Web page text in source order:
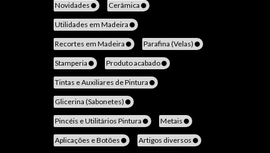
Novidades Cerâmica
Utilidades em Madeira
Recortes em Madeira Parafina (Velas)
Stamperia Produto acabado
Tintas e Auxiliares de Pintura
Glicerina (Sabonetes)
Pincéis e Utilitários Pintura Metais
Aplicações e Botões Artigos diversos